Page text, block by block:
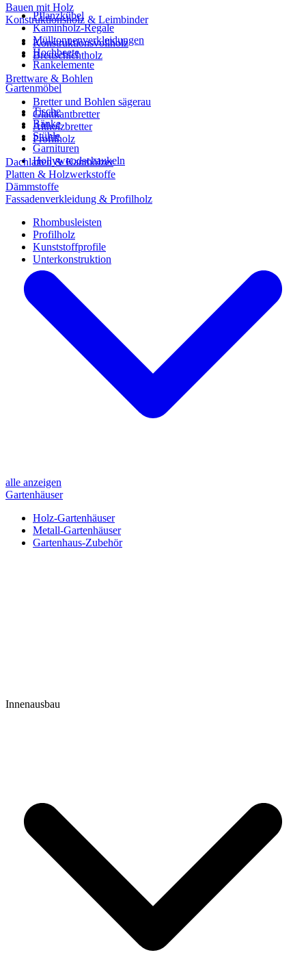
Pflanzkübel
Kaminholz-Regale
Mülltonnenverkleidungen
Hochbeete
Rankelemente
Gartenmöbel
Tische
Bänke
Stühle
Garnituren
Hollywoodschaukeln
alle anzeigen
Gartenhäuser
Holz-Gartenhäuser
Metall-Gartenhäuser
Gartenhaus-Zubehör
Bauen mit Holz
Konstruktionsholz & Leimbinder
Konstruktionsvollholz
Brettschichtholz
Brettware & Bohlen
Bretter und Bohlen sägerau
Glattkantbretter
Altholzbretter
Profilholz
Dachlatten & Kanthölzer
Platten & Holzwerkstoffe
Dämmstoffe
Fassadenverkleidung & Profilholz
Rhombusleisten
Profilholz
Kunststoffprofile
Unterkonstruktion
Innenausbau